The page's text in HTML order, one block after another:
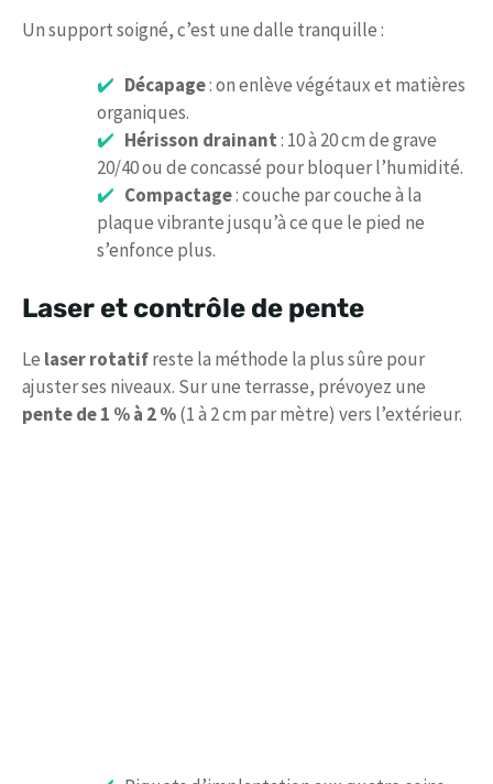
Un support soigné, c’est une dalle tranquille :
Décapage: on enlève végétaux et matières
organiques.
Hérisson drainant: 10 à 20 cm de grave
20/40 ou de concassé pour bloquer l’humidité.
Compactage: couche par couche à la
plaque vibrante jusqu’à ce que le pied ne
s’enfonce plus.
Laser et contrôle de pente
Le laser rotatifreste la méthode la plus sûre pour
ajuster ses niveaux. Sur une terrasse, prévoyez une
pente de 1 % à 2 %(1 à 2 cm par mètre) vers l’extérieur.